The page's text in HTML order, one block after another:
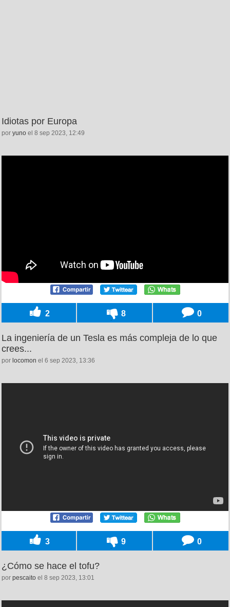
Idiotas por Europa
por yuno el 8 sep 2023, 12:49
2 8 0
La ingeniería de un Tesla es más compleja de lo que
crees...
por locomon el 6 sep 2023, 13:36
3 9 0
¿Cómo se hace el tofu?
por pescaito el 8 sep 2023, 13:01